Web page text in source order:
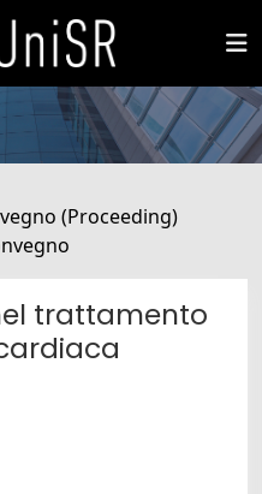
(Proceeding)
trattamento